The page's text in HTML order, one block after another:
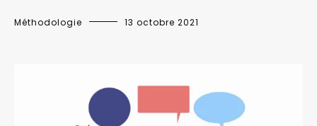
Méthodologie 13 octobre 2021